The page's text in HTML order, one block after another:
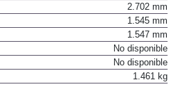
2.702 mm
1.545 mm
1.547 mm
No disponible
No disponible
1.461 kg